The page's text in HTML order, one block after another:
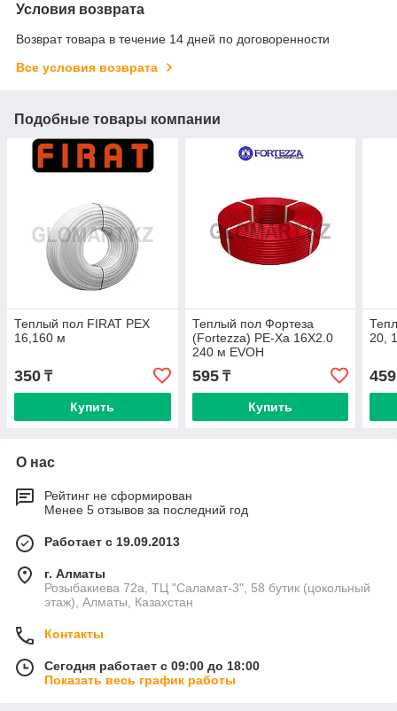
Условия возврата
Возврат товара в течение 14 дней по договоренности
Все условия возврата
Подобные товары компании
Теплый пол FIRAT PEX
16,160 м
350 ₸
Купить
Теплый пол Фортеза
(Fortezza) PE-Xa 16X2.0
240 м EVOH
595₸
Купить
20,
459
О нас
Рейтинг не сформирован
Менее 5 отзывов за последний год
Работает с 19.09.2013
г. Алматы
Розыбакиева 72а, ТЦ "Саламат-3", 58 бутик (цокольный
этаж), Алматы, Казахстан
Контакты
Сегодня работает с 09:00 до 18:00
Показать весь график работы